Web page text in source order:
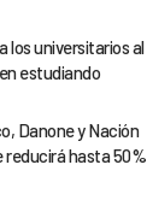
los universitarios al
estudiando
Danone y Nación
reducirá hasta 50%